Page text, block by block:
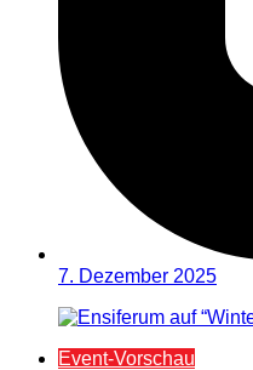
7. Dezember 2025
Event-Vorschau